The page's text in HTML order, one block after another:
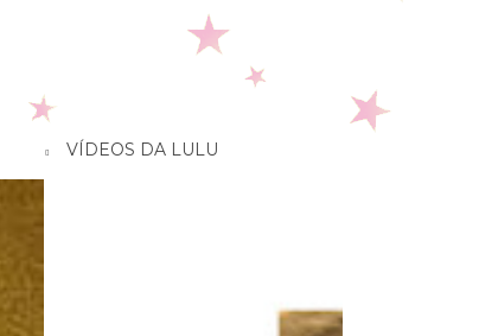
VÍDEOS DA LULU